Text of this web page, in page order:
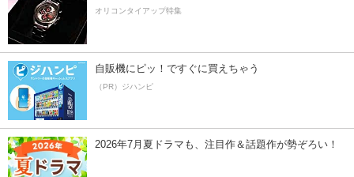
オリコンタイアップ特集
自販機にピッ！ですぐに買えちゃう
（PR）ジハンピ
2026年7月夏ドラマも、注目作＆話題作が勢ぞろい！